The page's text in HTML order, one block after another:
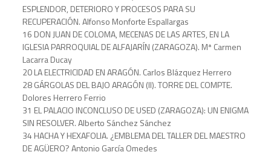
ESPLENDOR, DETERIORO Y PROCESOS PARA SU
RECUPERACIÓN. Alfonso Monforte Espallargas
16 DON JUAN DE COLOMA, MECENAS DE LAS ARTES, EN LA
IGLESIA PARROQUIAL DE ALFAJARÍN (ZARAGOZA). Mª Carmen
Lacarra Ducay
20 LA ELECTRICIDAD EN ARAGÓN. Carlos Blázquez Herrero
28 GÁRGOLAS DEL BAJO ARAGÓN (II). TORRE DEL COMPTE.
Dolores Herrero Ferrio
31 EL PALACIO INCONCLUSO DE USED (ZARAGOZA): UN ENIGMA
SIN RESOLVER. Alberto Sánchez Sánchez
34 HACHA Y HEXAFOLIA. ¿EMBLEMA DEL TALLER DEL MAESTRO
DE AGÜERO? Antonio García Omedes